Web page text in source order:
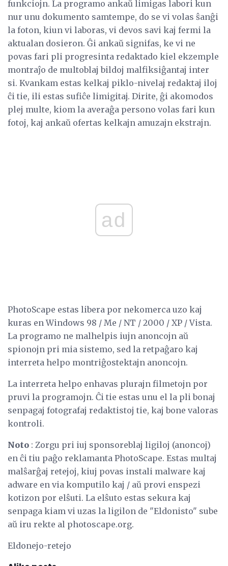
funkciojn. La programo ankaŭ limigas labori kun
nur unu dokumento samtempe, do se vi volas ŝanĝi
la foton, kiun vi laboras, vi devos savi kaj fermi la
aktualan dosieron. Ĝi ankaŭ signifas, ke vi ne
povas fari pli progresinta redaktado kiel ekzemple
montraĵo de multoblaj bildoj malfiksiĝantaj inter
si. Kvankam estas kelkaj piklo-nivelaj redaktaj iloj
ĉi tie, ili estas sufiĉe limigitaj. Dirite, ĝi akomodos
plej multe, kiom la averaĝa persono volas fari kun
fotoj, kaj ankaŭ ofertas kelkajn amuzajn ekstrajn.
ad
PhotoScape estas libera por nekomerca uzo kaj
kuras en Windows 98 / Me / NT / 2000 / XP / Vista.
La programo ne malhelpis iujn anoncojn aŭ
spionojn pri mia sistemo, sed la retpaĝaro kaj
interreta helpo montriĝostektajn anoncojn.
La interreta helpo enhavas plurajn filmetojn por
pruvi la programojn. Ĉi tie estas unu el la pli bonaj
senpagaj fotografaj redaktistoj tie, kaj bone valoras
kontroli.
Noto : Zorgu pri iuj sponsoreblaj ligiloj (anoncoj)
en ĉi tiu paĝo reklamanta PhotoScape. Estas multaj
malŝarĝaj retejoj, kiuj povas instali malware kaj
adware en via komputilo kaj / aŭ provi enspezi
kotizon por elŝuti. La elŝuto estas sekura kaj
senpaga kiam vi uzas la ligilon de "Eldonisto" sube
aŭ iru rekte al photoscape.org.
Eldonejo-retejo